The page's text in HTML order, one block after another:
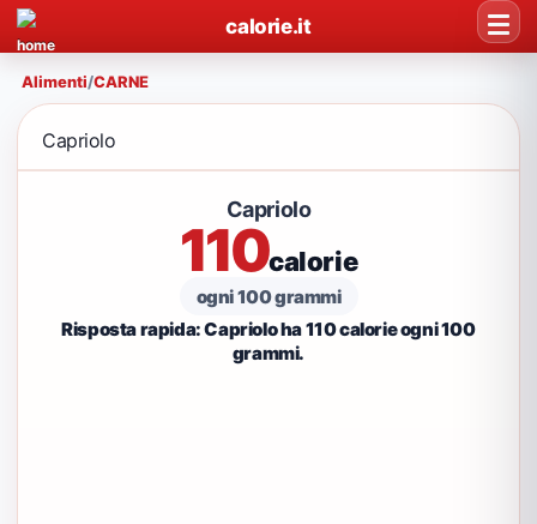
calorie.it
Alimenti/CARNE
Capriolo
Capriolo
110calorie
ogni 100 grammi
Risposta rapida: Capriolo ha 110 calorie ogni 100
grammi.